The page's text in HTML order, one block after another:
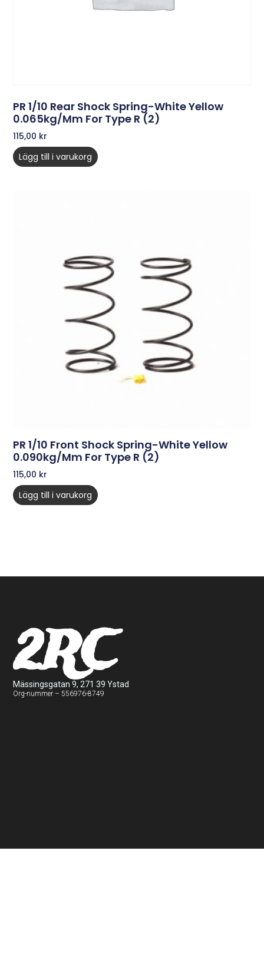
PR 1/10 Rear Shock Spring-White Yellow
0.065kg/mm For Type R (2)
115,00 kr
Lägg till i varukorg
PR 1/10 Front Shock Spring-White Yellow
0.090kg/mm For Type R (2)
115,00 kr
Lägg till i varukorg
2RC
Mässingsgatan 9, 271 39 Ystad
Org-nummer – 556976-8749